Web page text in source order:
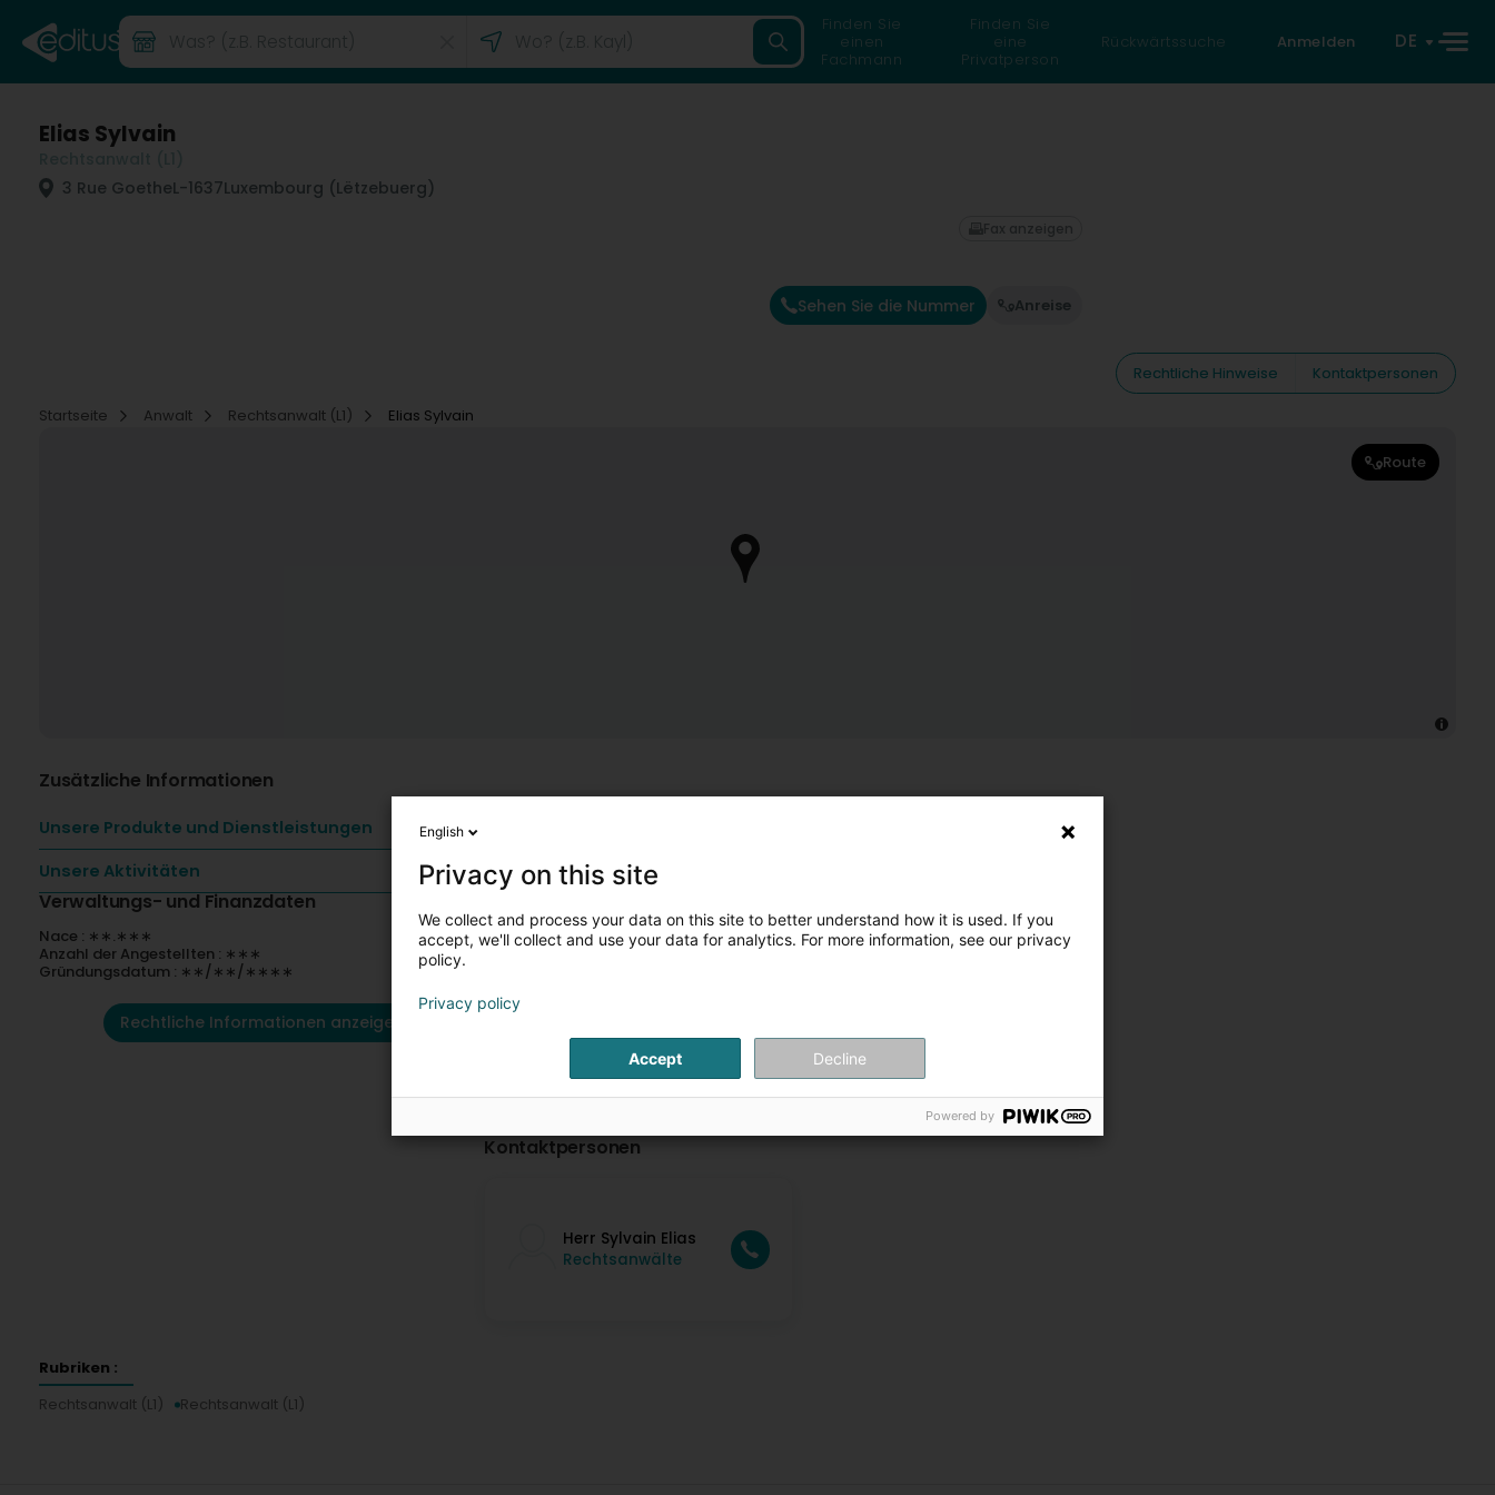
Finden Sie
einen
Fachmann
Finden Sie
eine
Privatperson
Rückwärtssuche Anmelden DE
Elias Sylvain
3 Rue GoetheL-1637Luxembourg (Lëtzebuerg)
Sehen Sie die Nummer Anreise
Fax anzeigen
Rechtliche Hinweise
Kontaktpersonen
Startseite
Anwalt Rechtsanwalt (L1) Elias Sylvain
Route
Zusätzliche Informationen
Unsere Produkte und Dienstleistungen
Unsere Aktivitäten
Verwaltungs- und Finanzdaten
Nace : ∗∗.∗∗∗
Anzahl der Angestellten : ∗∗∗
Gründungsdatum : ∗∗/∗∗/∗∗∗∗
Rechtliche Informationen anzeigen
Kontaktpersonen
Herr Sylvain Elias
Rechtsanwälte
Rubriken :
Rechtsanwalt (L1)
Rechtsanwalt (L1)
English
Privacy on this site
We collect and process your data on this site to better understand how it is used. If you
accept, we'll collect and use your data for analytics. For more information, see our privacy
policy.
Privacy policy
Accept Decline
Powered by